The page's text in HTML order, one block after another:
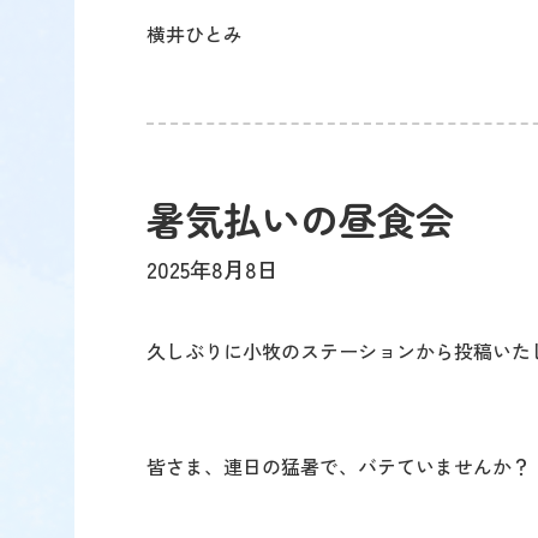
横井ひとみ
暑気払いの昼食会
2025年8月8日
久しぶりに小牧のステーションから投稿いた
皆さま、連日の猛暑で、バテていませんか？